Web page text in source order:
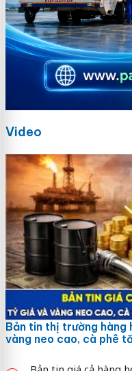
Video
Bản tin thị trường
vàng neo cao, cà phê